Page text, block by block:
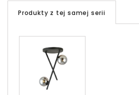
Produkty z tej samej serii